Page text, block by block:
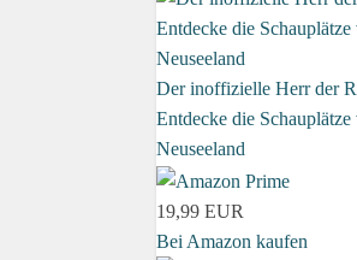
Der inoffizielle Herr der
Entdecke die
Neuseeland
19,99 EUR
Bei Amazon kaufen